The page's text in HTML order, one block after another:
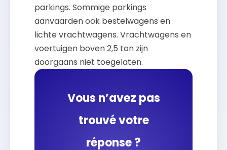
parkings. Sommige parkings
aanvaarden ook bestelwagens en
lichte vrachtwagens. Vrachtwagens en
voertuigen boven 2,5 ton zijn
doorgaans niet toegelaten.
Vous n’avez pas
trouvé votre
réponse ?